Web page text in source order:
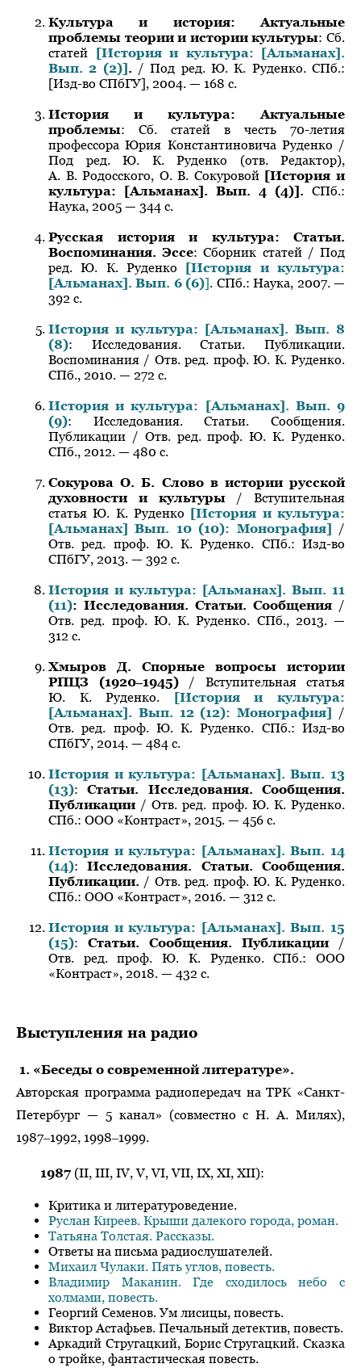
Культура и история: Актуальные
проблемы теории и истории культуры: Сб.
статей [История и культура: [Альманах].
Вып. 2 (2)]. / Под ред. Ю. К. Руденко. СПб.:
[Изд-во СПбГУ], 2004. — 168 с.
История и культура: Актуальные
проблемы: Сб. статей в честь 70-летия
профессора Юрия Константиновича Руденко /
Под ред. Ю. К. Руденко (отв. Редактор),
А. В. Родосского, О. В. Сокуровой [История и
культура: [Альманах]. Вып. 4 (4)]. СПб.:
Наука, 2005 — 344 с.
Русская история и культура: Статьи.
Воспоминания. Эссе: Сборник статей / Под
ред. Ю. К. Руденко [История и культура:
[Альманах]. Вып. 6 (6)]. СПб.: Наука, 2007. —
392 с.
История и культура: [Альманах]. Вып. 8
(8): Исследования. Статьи. Публикации.
Воспоминания / Отв. ред. проф. Ю. К. Руденко.
СПб., 2010. — 272 с.
История и культура: [Альманах]. Вып. 9
(9): Исследования. Статьи. Сообщения.
Публикации / Отв. ред. проф. Ю. К. Руденко.
СПб., 2012. — 480 с.
Сокурова О. Б. Слово в истории русской
духовности и культуры/ Вступительная
статья Ю. К. Руденко [История и культура:
[Альманах] Вып. 10 (10): Монография] /
Отв. ред. проф. Ю. К. Руденко. СПб.: Изд-во
СПбГУ, 2013. — 392 с.
История и культура: [Альманах]. Вып. 11
(11): Исследования. Статьи. Сообщения /
Отв. ред. проф. Ю. К. Руденко. СПб., 2013. —
312 с.
Хмыров Д. Спорные вопросы истории
РПЦЗ (1920‒1945)/ Вступительная статья
Ю. К. Руденко. [История и культура:
[Альманах]. Вып. 12 (12): Монография] /
Отв. ред. проф. Ю. К. Руденко. СПб.: Изд-во
СПбГУ, 2014. — 484 c.
История и культура: [Альманах]. Вып. 13
(13):Статьи. Исследования. Сообщения.
Публикации / Отв. ред. проф. Ю. К. Руденко.
СПб.: ООО «Контраст», 2015. — 456 с.
История и культура: [Альманах]. Вып. 14
(14):Исследования. Статьи. Сообщения.
Публикации. / Отв. ред. проф. Ю. К. Руденко.
СПб.: ООО «Контраст», 2016. — 312 с.
История и культура: [Альманах]. Вып. 15
(15): Статьи. Сообщения. Публикации /
Отв. ред. проф. Ю. К. Руденко. СПб.: ООО
«Контраст», 2018. — 432 с.
Выступления на радио
1. «Беседы о современной литературе».
Авторская программа радиопередач на ТРК «Санкт-
Петербург — 5 канал» (совместно с Н. А. Милях),
1987‒1992, 1998‒1999.
1987 (II, III, IV, V, VI, VII, IX, XI, XII):
Критика и литературоведение.
Руслан Киреев. Крыши далекого города, роман.
Татьяна Толстая. Рассказы.
Ответы на письма радиослушателей.
Михаил Чулаки. Пять углов, повесть.
Владимир Маканин. Где сходилось небо с
холмами, повесть.
Георгий Семенов. Ум лисицы, повесть.
Виктор Астафьев. Печальный детектив, повесть.
Аркадий Стругацкий, Борис Стругацкий. Сказка
о тройке, фантастическая повесть.